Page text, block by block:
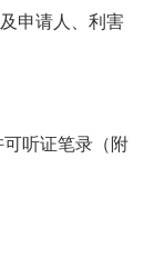
申请人、利害
听证笔录（附